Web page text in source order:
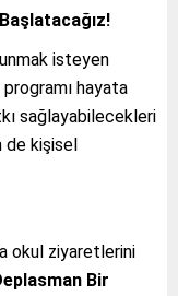
isteyen
programı hayata
sağlayabilecekleri
de kişisel
okul ziyaretlerini
Bir